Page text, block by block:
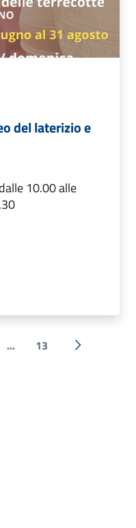
del laterizio e
10.00 alle
... 13 Successiva